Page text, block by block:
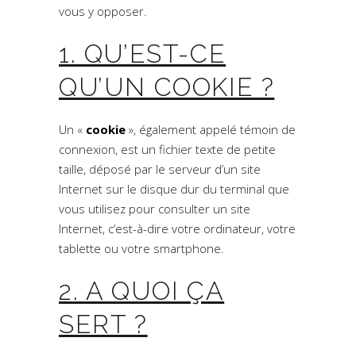
vous y opposer.
1. QU’EST-CE
QU’UN COOKIE ?
Un « cookie », également appelé témoin de
connexion, est un fichier texte de petite
taille, déposé par le serveur d’un site
Internet sur le disque dur du terminal que
vous utilisez pour consulter un site
Internet, c’est-à-dire votre ordinateur, votre
tablette ou votre smartphone.
2. A QUOI ÇA
SERT ?